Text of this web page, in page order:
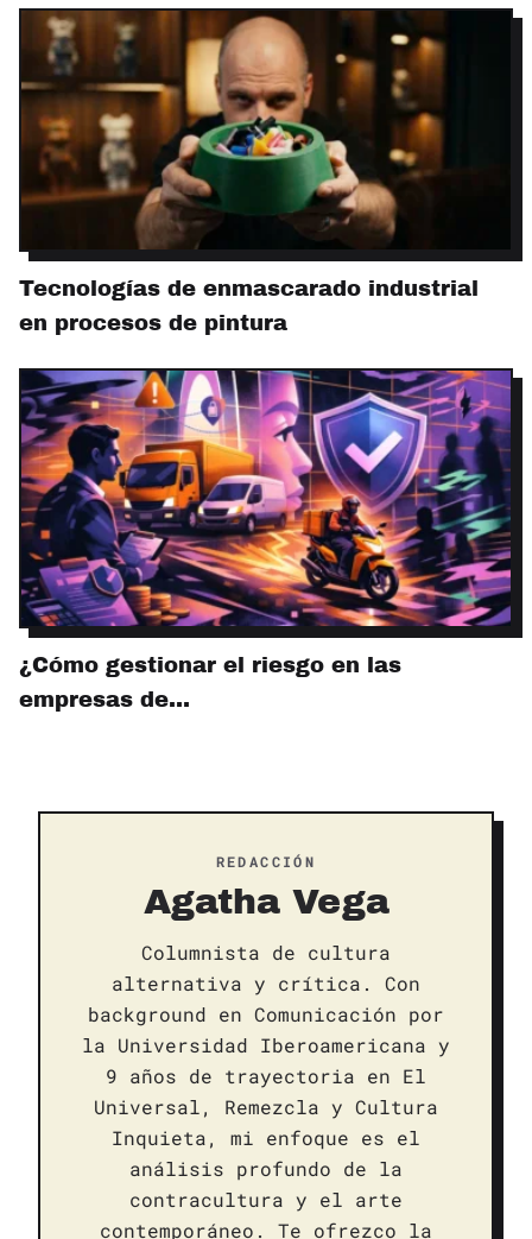
Tecnologías de enmascarado industrial
en procesos de pintura
¿Cómo gestionar el riesgo en las
empresas de…
REDACCIÓN
Agatha Vega
Columnista de cultura
alternativa y crítica. Con
background en Comunicación por
la Universidad Iberoamericana y
9 años de trayectoria en El
Universal, Remezcla y Cultura
Inquieta, mi enfoque es el
análisis profundo de la
contracultura y el arte
contemporáneo. Te ofrezco la